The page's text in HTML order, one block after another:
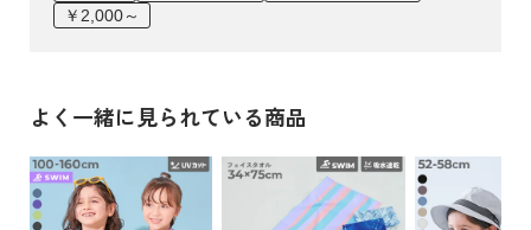
￥2,000～
よく一緒に見られている商品